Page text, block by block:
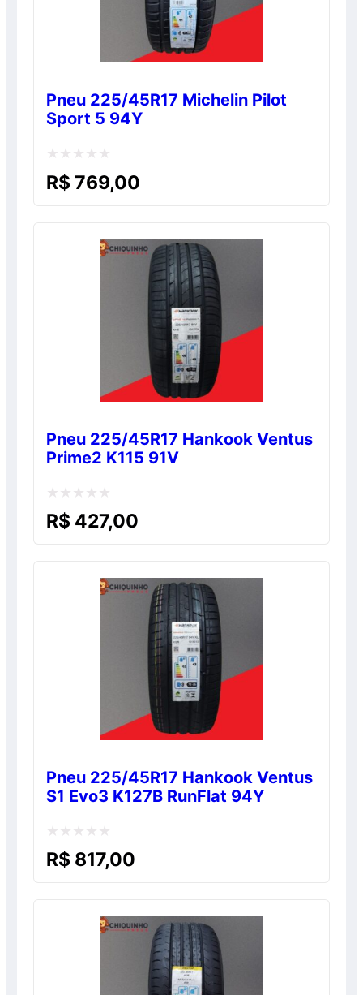
Pneu 225/45R17 Michelin Pilot
Sport 5 94Y
Avaliação
R$ 769,00
Pneu 225/45R17 Hankook Ventus
Prime2 K115 91V
Avaliação
R$ 427,00
Pneu 225/45R17 Hankook Ventus
S1 Evo3 K127B RunFlat 94Y
Avaliação
R$ 817,00